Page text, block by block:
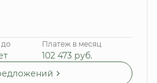
Платеж в месяц
102 473 руб.